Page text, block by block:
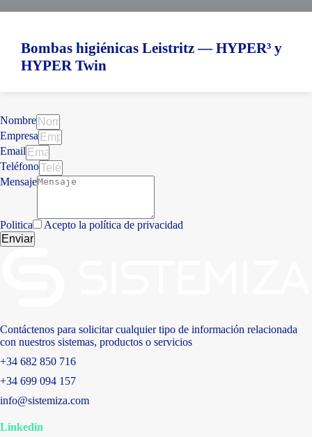
Bombas higiénicas Leistritz — HYPER³ y
HYPER Twin
Nombre
Empresa
Email
Teléfono
Mensaje
Politica
Acepto la política de privacidad
Enviar
Contáctenos para solicitar cualquier tipo de información relacionada
con nuestros sistemas, productos o servicios
+34 682 850 716
+34 699 094 157
info@sistemiza.com
Linkedin